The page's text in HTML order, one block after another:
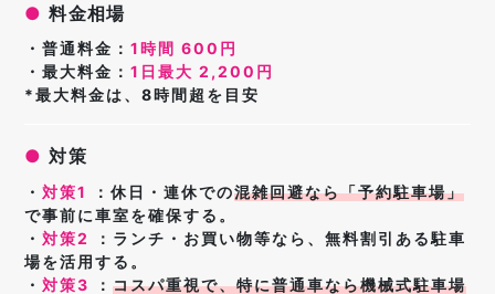
● 料金相場
・普通料金：1時間 600円
・最大料金：1日最大 2,200円
*最大料金は、8時間超を目安
● 対策
・対策1 ：休日・連休での混雑回避なら「予約駐車場」
で事前に車室を確保する。
・対策2
：ランチ・お買い物等なら、無料割引ある駐車
場を活用する 。
・対策3 ：コスパ重視で、特に普通車なら機械式駐車場